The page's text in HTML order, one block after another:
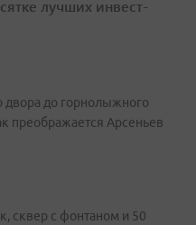
лучших инвест-
двора до горнолыжного
преображается Арсеньев
сквер с фонтаном и 50